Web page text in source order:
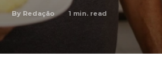
By Redação 1 min. read